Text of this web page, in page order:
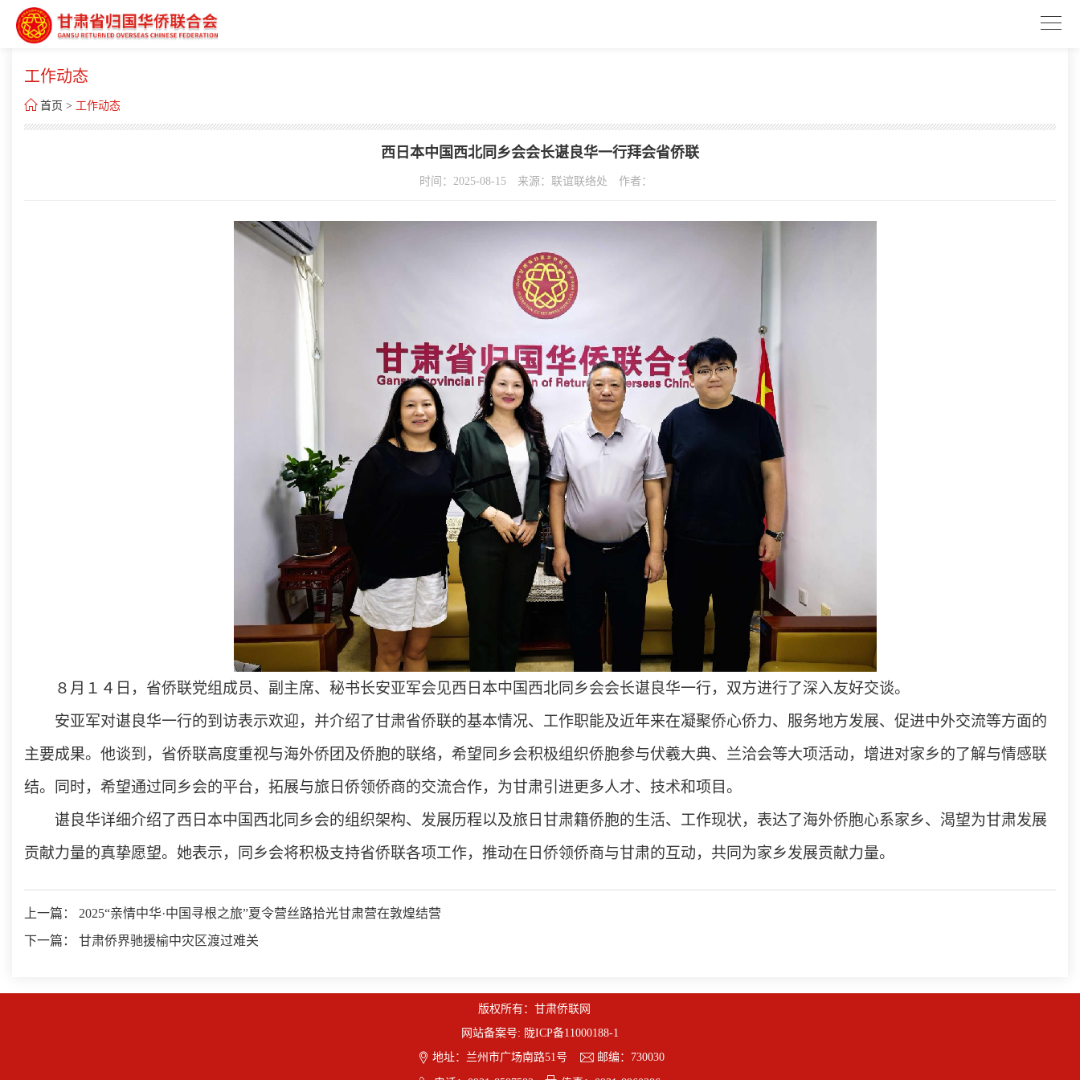
工作动态
 首页 > 工作动态
西日本中国西北同乡会会长谌良华一行拜会省侨联
时间：2025-08-15 来源：联谊联络处 作者：
８月１４日，省侨联党组成员、副主席、秘书长安亚军会见西日本中国西北同乡会会长谌良华一行，双方进行了深入友好交谈。
安亚军对谌良华一行的到访表示欢迎，并介绍了甘肃省侨联的基本情况、工作职能及近年来在凝聚侨心侨力、服务地方发展、促进中外交流等方面的
主要成果。他谈到，省侨联高度重视与海外侨团及侨胞的联络，希望同乡会积极组织侨胞参与伏羲大典、兰洽会等大项活动，增进对家乡的了解与情感联
结。同时，希望通过同乡会的平台，拓展与旅日侨领侨商的交流合作，为甘肃引进更多人才、技术和项目。
谌良华详细介绍了西日本中国西北同乡会的组织架构、发展历程以及旅日甘肃籍侨胞的生活、工作现状，表达了海外侨胞心系家乡、渴望为甘肃发展
贡献力量的真挚愿望。她表示，同乡会将积极支持省侨联各项工作，推动在日侨领侨商与甘肃的互动，共同为家乡发展贡献力量。
上一篇： 2025“亲情中华·中国寻根之旅”夏令营丝路拾光甘肃营在敦煌结营
下一篇： 甘肃侨界驰援榆中灾区渡过难关
版权所有：甘肃侨联网
网站备案号: 陇ICP备11000188-1
地址：兰州市广场南路51号  邮编：730030